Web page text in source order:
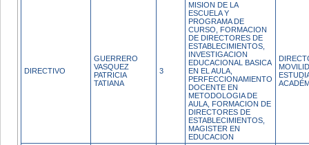
DIRECTIVO
GUERRERO
VASQUEZ
PATRICIA
TATIANA
3
MISION DE LA
ESCUELA Y
PROGRAMA DE
CURSO, FORMACION
DE DIRECTORES DE
ESTABLECIMIENTOS,
INVESTIGACION
EDUCACIONAL BASICA
EN EL AULA,
PERFECCIONAMIENTO
DOCENTE EN
METODOLOGIA DE
AULA, FORMACION DE
DIRECTORES DE
ESTABLECIMIENTOS,
MAGISTER EN
EDUCACION